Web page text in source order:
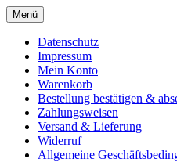
Menü
Datenschutz
Impressum
Mein Konto
Warenkorb
Bestellung bestätigen &
Zahlungsweisen
Versand & Lieferung
Widerruf
Allgemeine